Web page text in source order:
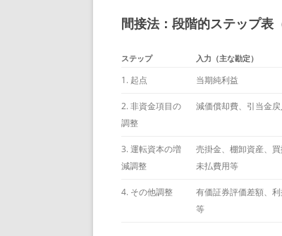
間接法：段階的ステップ表
ステップ 入力（主な勘定）
1. 起点 当期純利益
2. 非資金項目の
調整
減価償却費、引当金
3. 運転資本の増
減調整
売掛金、棚卸資産、買
未払費用等
4. その他調整
有価証券評価差額、
等